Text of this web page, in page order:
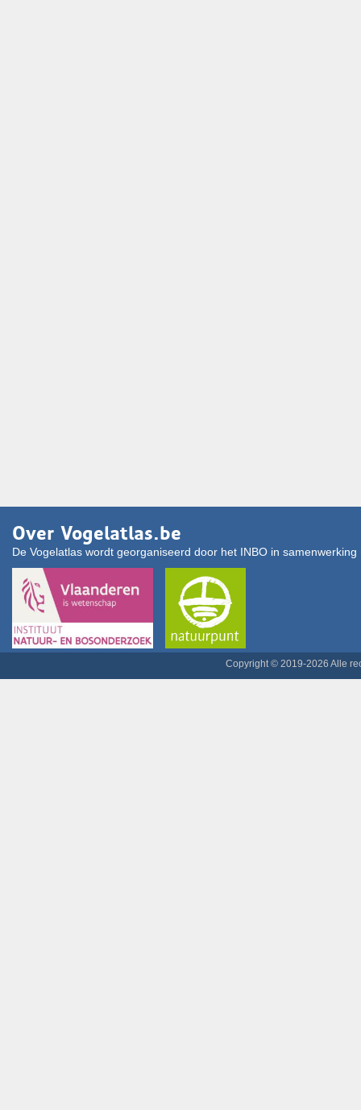
Over Vogelatlas.be
De Vogelatlas wordt georganiseerd door het INBO in
Copyright © 2019-2026 Alle